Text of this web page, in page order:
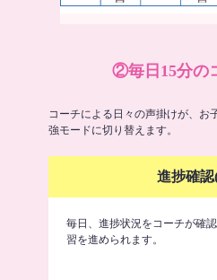
②毎日15分の
コーチによる日々の声掛けが、お
強モードに切り替えます。
進捗確認
毎日、進捗状況をコーチが確
習を進められます。